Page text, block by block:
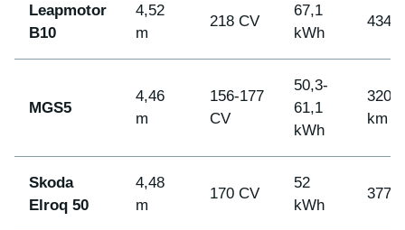
Leapmotor
B10
4,52
m
218 CV
67,1
kWh
434
MGS5
4,46
m
156-177
CV
50,3-
61,1
kWh
320-
km
Skoda
Elroq 50
4,48
m
170 CV
52
kWh
377